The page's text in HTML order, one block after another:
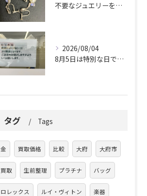
不要なジュエリーを眠らせていませんか？
2026/08/04
8月5日は特別な日です。
タグ Tags
金 買取価格 比較 大府 大府市
買取 生前整理 プラチナ バッグ
ロレックス ルイ・ヴィトン 楽器